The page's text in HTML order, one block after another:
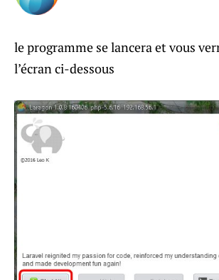
le programme se lancera et vous
l’écran ci-dessous